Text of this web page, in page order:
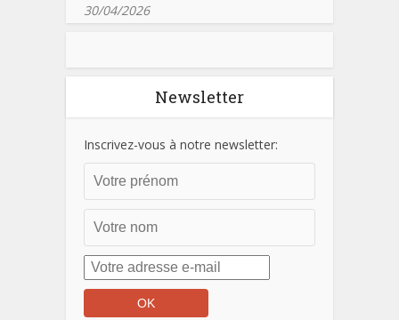
30/04/2026
Newsletter
Inscrivez-vous à notre newsletter: